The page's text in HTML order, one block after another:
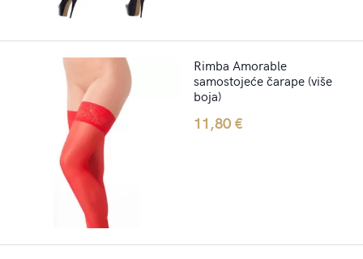
Rimba Amorable
samostojeće čarape (više
boja)
11,80€